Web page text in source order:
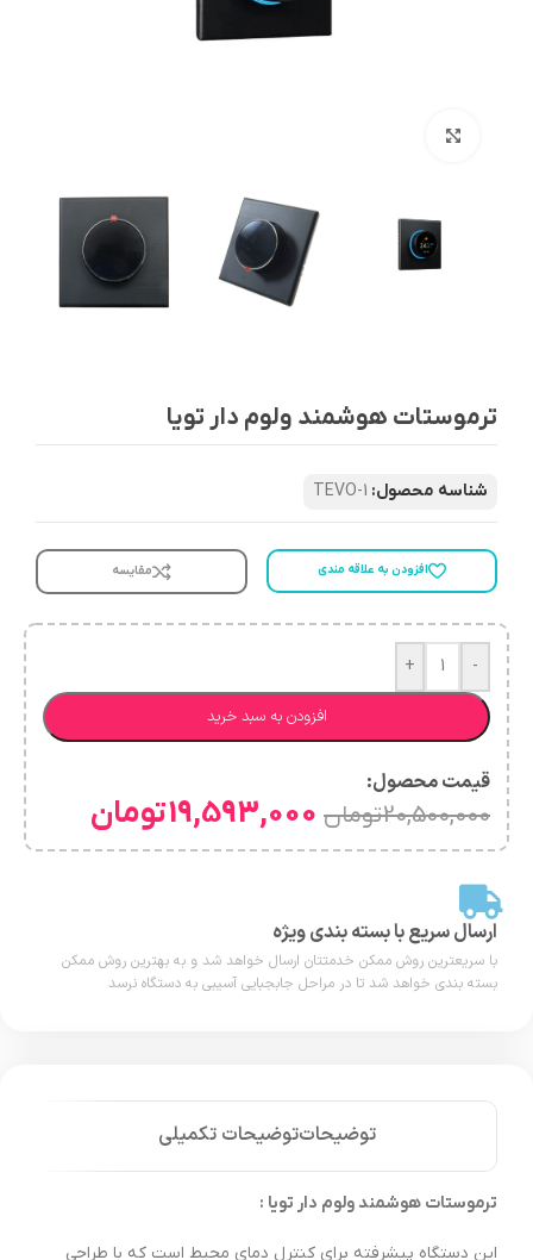
ترموستات هوشمند ولوم دار تویا
شناسه محصول: TEVO-1
افزودن به علاقه مندی مقایسه
-
+
افزودن به سبد خرید
قیمت محصول:​
20,500,000تومان 19,593,000تومان
ارسال سریع با بسته بندی ویژه
با سریعترین روش ممکن خدمتتان ارسال خواهد شد و به بهترین روش ممکن
بسته بندی خواهد شد تا در مراحل جابجبایی آسیبی به دستگاه نرسد
توضیحاتتوضیحات تکمیلی
ترموستات هوشمند ولوم دار تویا :
این دستگاه پیشرفته برای کنترل دمای محیط است که با طراحی